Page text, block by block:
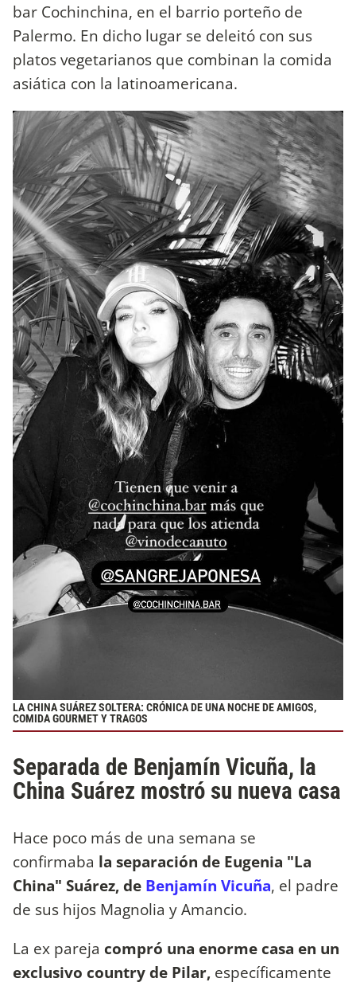
bar Cochinchina, en el barrio porteño de
Palermo. En dicho lugar se deleitó con sus
platos vegetarianos que combinan la comida
asiática con la latinoamericana.
LA CHINA SUÁREZ SOLTERA: CRÓNICA DE UNA NOCHE DE AMIGOS,
COMIDA GOURMET Y TRAGOS
Separada de Benjamín Vicuña, la
China Suárez mostró su nueva casa
Hace poco más de una semana se
confirmaba la separación de Eugenia "La
China" Suárez, de Benjamín Vicuña, el padre
de sus hijos Magnolia y Amancio.
La ex pareja compró una enorme casa en un
exclusivo country de Pilar, específicamente